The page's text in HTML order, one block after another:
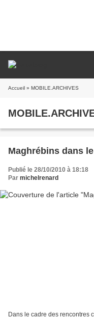
Accueil » MOBILE.ARCHIVES
Maghrébins dans
Publié le 28/10/2010 à 18:18
Par michelrenard
Dans le cadre des rencontres